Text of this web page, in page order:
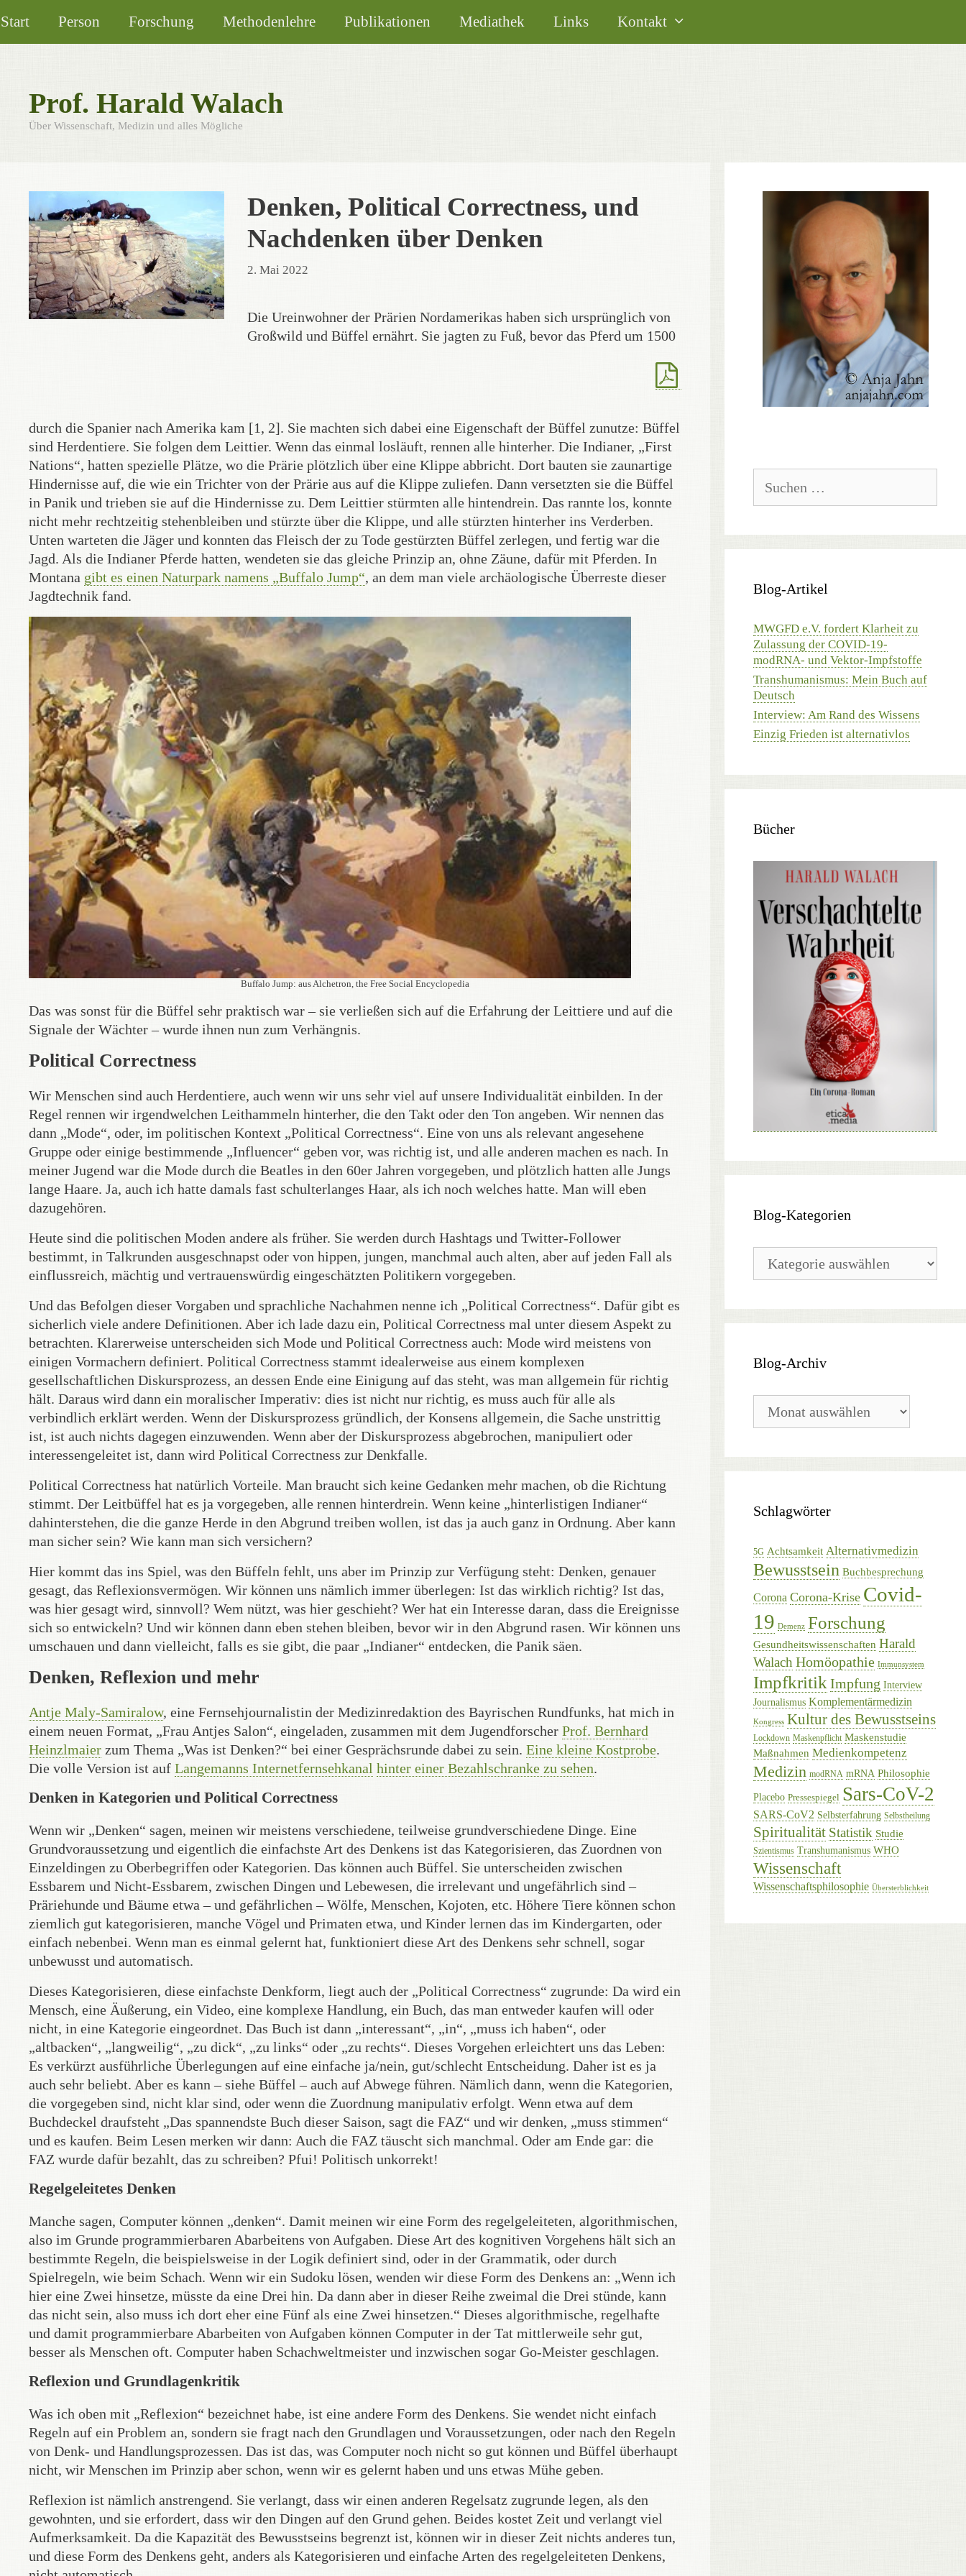
Inhalt
springen
Start Person Forschung Methodenlehre Publikationen Mediathek Links Kontakt
Prof. Harald Walach
Über Wissenschaft, Medizin und alles Mögliche
Denken, Political Correctness, und
Nachdenken über Denken
2. Mai 2022
Die Ureinwohner der Prärien Nordamerikas haben sich ursprünglich von
Großwild und Büffel ernährt. Sie jagten zu Fuß, bevor das Pferd um 1500
durch die Spanier nach Amerika kam [1, 2]. Sie machten sich dabei eine Eigenschaft der Büffel zunutze: Büffel
sind Herdentiere. Sie folgen dem Leittier. Wenn das einmal losläuft, rennen alle hinterher. Die Indianer, „First
Nations“, hatten spezielle Plätze, wo die Prärie plötzlich über eine Klippe abbricht. Dort bauten sie zaunartige
Hindernisse auf, die wie ein Trichter von der Prärie aus auf die Klippe zuliefen. Dann versetzten sie die Büffel
in Panik und trieben sie auf die Hindernisse zu. Dem Leittier stürmten alle hintendrein. Das rannte los, konnte
nicht mehr rechtzeitig stehenbleiben und stürzte über die Klippe, und alle stürzten hinterher ins Verderben.
Unten warteten die Jäger und konnten das Fleisch der zu Tode gestürzten Büffel zerlegen, und fertig war die
Jagd. Als die Indianer Pferde hatten, wendeten sie das gleiche Prinzip an, ohne Zäune, dafür mit Pferden. In
Montana gibt es einen Naturpark namens „Buffalo Jump“, an dem man viele archäologische Überreste dieser
Jagdtechnik fand.
Buffalo Jump: aus Alchetron, the Free Social Encyclopedia
Das was sonst für die Büffel sehr praktisch war – sie verließen sich auf die Erfahrung der Leittiere und auf die
Signale der Wächter – wurde ihnen nun zum Verhängnis.
Political Correctness
Wir Menschen sind auch Herdentiere, auch wenn wir uns sehr viel auf unsere Individualität einbilden. In der
Regel rennen wir irgendwelchen Leithammeln hinterher, die den Takt oder den Ton angeben. Wir nennen das
dann „Mode“, oder, im politischen Kontext „Political Correctness“. Eine von uns als relevant angesehene
Gruppe oder einige bestimmende „Influencer“ geben vor, was richtig ist, und alle anderen machen es nach. In
meiner Jugend war die Mode durch die Beatles in den 60er Jahren vorgegeben, und plötzlich hatten alle Jungs
lange Haare. Ja, auch ich hatte damals fast schulterlanges Haar, als ich noch welches hatte. Man will eben
dazugehören.
Heute sind die politischen Moden andere als früher. Sie werden durch Hashtags und Twitter-Follower
bestimmt, in Talkrunden ausgeschnapst oder von hippen, jungen, manchmal auch alten, aber auf jeden Fall als
einflussreich, mächtig und vertrauenswürdig eingeschätzten Politikern vorgegeben.
Und das Befolgen dieser Vorgaben und sprachliche Nachahmen nenne ich „Political Correctness“. Dafür gibt es
sicherlich viele andere Definitionen. Aber ich lade dazu ein, Political Correctness mal unter diesem Aspekt zu
betrachten. Klarerweise unterscheiden sich Mode und Political Correctness auch: Mode wird meistens von
einigen Vormachern definiert. Political Correctness stammt idealerweise aus einem komplexen
gesellschaftlichen Diskursprozess, an dessen Ende eine Einigung auf das steht, was man allgemein für richtig
hält. Daraus wird dann ein moralischer Imperativ: dies ist nicht nur richtig, es muss auch für alle als
verbindlich erklärt werden. Wenn der Diskursprozess gründlich, der Konsens allgemein, die Sache unstrittig
ist, ist auch nichts dagegen einzuwenden. Wenn aber der Diskursprozess abgebrochen, manipuliert oder
interessengeleitet ist, dann wird Political Correctness zur Denkfalle.
Political Correctness hat natürlich Vorteile. Man braucht sich keine Gedanken mehr machen, ob die Richtung
stimmt. Der Leitbüffel hat es ja vorgegeben, alle rennen hinterdrein. Wenn keine „hinterlistigen Indianer“
dahinterstehen, die die ganze Herde in den Abgrund treiben wollen, ist das ja auch ganz in Ordnung. Aber kann
man sicher sein? Wie kann man sich versichern?
Hier kommt das ins Spiel, was den Büffeln fehlt, uns aber im Prinzip zur Verfügung steht: Denken, genauer
gesagt, das Reflexionsvermögen. Wir können uns nämlich immer überlegen: Ist das wirklich richtig? Ist das,
was hier gesagt wird, sinnvoll? Wem nützt, was hier geschieht? Wer hat ein Interesse daran, dass die Ereignisse
sich so entwickeln? Und wir können dann eben stehen bleiben, bevor wir in den Abgrund rasen. Wir können uns
umschauen und dann vielleicht, falls es sie gibt, die paar „Indianer“ entdecken, die Panik säen.
Denken, Reflexion und mehr
Antje Maly-Samiralow, eine Fernsehjournalistin der Medizinredaktion des Bayrischen Rundfunks, hat mich in
einem neuen Format, „Frau Antjes Salon“, eingeladen, zusammen mit dem Jugendforscher Prof. Bernhard
Heinzlmaier zum Thema „Was ist Denken?“ bei einer Gesprächsrunde dabei zu sein. Eine kleine Kostprobe.
Die volle Version ist auf Langemanns Internetfernsehkanal hinter einer Bezahlschranke zu sehen.
Denken in Kategorien und Political Correctness
Wenn wir „Denken“ sagen, meinen wir meistens verschiedene, teilweise grundverschiedene Dinge. Eine
Grundvoraussetzung und eigentlich die einfachste Art des Denkens ist das Kategorisieren, das Zuordnen von
Einzeldingen zu Oberbegriffen oder Kategorien. Das können auch Büffel. Sie unterscheiden zwischen
Essbarem und Nicht-Essbarem, zwischen Dingen und Lebewesen, die irrelevant und ungefährlich sind –
Präriehunde und Bäume etwa – und gefährlichen – Wölfe, Menschen, Kojoten, etc. Höhere Tiere können schon
ziemlich gut kategorisieren, manche Vögel und Primaten etwa, und Kinder lernen das im Kindergarten, oder
einfach nebenbei. Wenn man es einmal gelernt hat, funktioniert diese Art des Denkens sehr schnell, sogar
unbewusst und automatisch.
Dieses Kategorisieren, diese einfachste Denkform, liegt auch der „Political Correctness“ zugrunde: Da wird ein
Mensch, eine Äußerung, ein Video, eine komplexe Handlung, ein Buch, das man entweder kaufen will oder
nicht, in eine Kategorie eingeordnet. Das Buch ist dann „interessant“, „in“, „muss ich haben“, oder
„altbacken“, „langweilig“, „zu dick“, „zu links“ oder „zu rechts“. Dieses Vorgehen erleichtert uns das Leben:
Es verkürzt ausführliche Überlegungen auf eine einfache ja/nein, gut/schlecht Entscheidung. Daher ist es ja
auch sehr beliebt. Aber es kann – siehe Büffel – auch auf Abwege führen. Nämlich dann, wenn die Kategorien,
die vorgegeben sind, nicht klar sind, oder wenn die Zuordnung manipulativ erfolgt. Wenn etwa auf dem
Buchdeckel draufsteht „Das spannendste Buch dieser Saison, sagt die FAZ“ und wir denken, „muss stimmen“
und es kaufen. Beim Lesen merken wir dann: Auch die FAZ täuscht sich manchmal. Oder am Ende gar: die
FAZ wurde dafür bezahlt, das zu schreiben? Pfui! Politisch unkorrekt!
Regelgeleitetes Denken
Manche sagen, Computer können „denken“. Damit meinen wir eine Form des regelgeleiteten, algorithmischen,
also im Grunde programmierbaren Abarbeitens von Aufgaben. Diese Art des kognitiven Vorgehens hält sich an
bestimmte Regeln, die beispielsweise in der Logik definiert sind, oder in der Grammatik, oder durch
Spielregeln, wie beim Schach. Wenn wir ein Sudoku lösen, wenden wir diese Form des Denkens an: „Wenn ich
hier eine Zwei hinsetze, müsste da eine Drei hin. Da dann aber in dieser Reihe zweimal die Drei stünde, kann
das nicht sein, also muss ich dort eher eine Fünf als eine Zwei hinsetzen.“ Dieses algorithmische, regelhafte
und damit programmierbare Abarbeiten von Aufgaben können Computer in der Tat mittlerweile sehr gut,
besser als Menschen oft. Computer haben Schachweltmeister und inzwischen sogar Go-Meister geschlagen.
Reflexion und Grundlagenkritik
Was ich oben mit „Reflexion“ bezeichnet habe, ist eine andere Form des Denkens. Sie wendet nicht einfach
Regeln auf ein Problem an, sondern sie fragt nach den Grundlagen und Voraussetzungen, oder nach den Regeln
von Denk- und Handlungsprozessen. Das ist das, was Computer noch nicht so gut können und Büffel überhaupt
nicht, wir Menschen im Prinzip aber schon, wenn wir es gelernt haben und uns etwas Mühe geben.
Reflexion ist nämlich anstrengend. Sie verlangt, dass wir einen anderen Regelsatz zugrunde legen, als den
gewohnten, und sie erfordert, dass wir den Dingen auf den Grund gehen. Beides kostet Zeit und verlangt viel
Aufmerksamkeit. Da die Kapazität des Bewusstseins begrenzt ist, können wir in dieser Zeit nichts anderes tun,
und diese Form des Denkens geht, anders als Kategorisieren und einfache Arten des regelgeleiteten Denkens,
nach:
Blog-Artikel
MWGFD e.V. fordert Klarheit zu
Zulassung der COVID-19-
modRNA- und Vektor-Impfstoffe
Transhumanismus: Mein Buch auf
Deutsch
Interview: Am Rand des Wissens
Einzig Frieden ist alternativlos
Bücher
Blog-Kategorien
Kategorien
Blog-Archiv
Archiv
Schlagwörter
5G Achtsamkeit Alternativmedizin
Bewusstsein Buchbesprechung
Corona Corona-Krise Covid-
19 Demenz Forschung
Gesundheitswissenschaften Harald
Walach Homöopathie Immunsystem
Impfkritik Impfung Interview
Journalismus Komplementärmedizin
Kongress Kultur des Bewusstseins
Lockdown Maskenpflicht Maskenstudie
Maßnahmen Medienkompetenz
Medizin modRNA mRNA Philosophie
Placebo Pressespiegel Sars-CoV-2
SARS-CoV2 Selbsterfahrung Selbstheilung
Spiritualität Statistik Studie
Szientismus Transhumanismus WHO
Wissenschaft
Wissenschaftsphilosophie Übersterblichkeit